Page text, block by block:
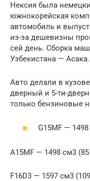
Нексия была
южнокорейская
автомобиль и
из-за дешевизны
сей день. Сборка
Узбекистана — Асака.
Авто делали в кузове
дверный и 5-ти-
только бензиновые
G15MF —
A15MF — 1498 см3
F16D3 — 1597 см3